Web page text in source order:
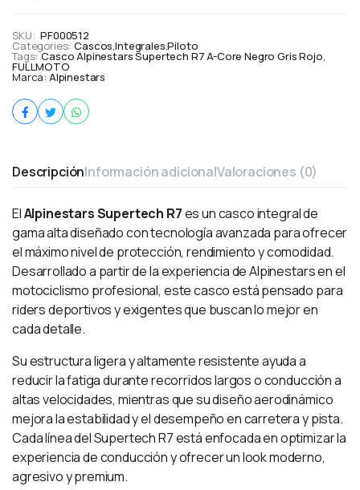
SKU: PF000512
Categories: Cascos,Integrales,Piloto
Tags: Casco Alpinestars Supertech R7 A-Core Negro Gris Rojo,
FULLMOTO
Marca: Alpinestars
DescripciónInformación adicionalValoraciones (0)
ElAlpinestars Supertech R7es un casco integral de
gama alta diseñado con tecnología avanzada para ofrecer
el máximo nivel de protección, rendimiento y comodidad.
Desarrollado a partir de la experiencia de Alpinestars en el
motociclismo profesional, este casco está pensado para
riders deportivos y exigentes que buscan lo mejor en
cada detalle.
Su estructura ligera y altamente resistente ayuda a
reducir la fatiga durante recorridos largos o conducción a
altas velocidades, mientras que su diseño aerodinámico
mejora la estabilidad y el desempeño en carretera y pista.
Cada línea del Supertech R7 está enfocada en optimizar la
experiencia de conducción y ofrecer un look moderno,
agresivo y premium.